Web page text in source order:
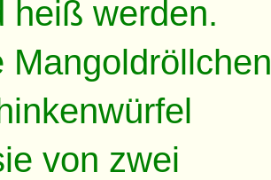
heiß werden.
Mangoldröllchen
von zwei